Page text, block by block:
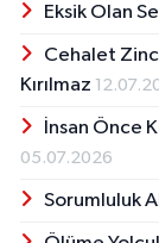
Eksik Olan
Cehalet
Kırılmaz
İnsan Önce
05.07.2026
Sorumluluk